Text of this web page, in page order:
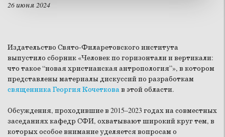
26 июня 2024
Издательство Свято-Филаретовского института
выпустило сборник «Человек по горизонтали и вертикали:
что такое “новая христианская антропология”», в котором
представлены материалы дискуссий по разработкам
священника Георгия Кочетковав этой области.
Обсуждения, проходившие в 2015–2023 годах на совместных
заседаниях кафедр СФИ, охватывают широкий круг тем, в
которых особое внимание уделяется вопросам о